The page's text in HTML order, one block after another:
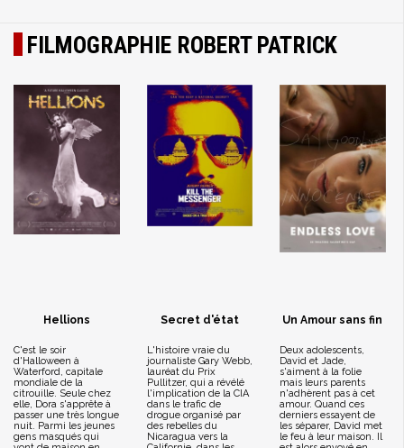
FILMOGRAPHIE ROBERT PATRICK
Hellions
C'est le soir
d'Halloween à
Waterford, capitale
mondiale de la
citrouille. Seule chez
elle, Dora s'apprête à
passer une très longue
nuit. Parmi les jeunes
gens masqués qui
Secret d'état
L'histoire vraie du
journaliste Gary Webb,
lauréat du Prix
Pullitzer, qui a révélé
l'implication de la CIA
dans le trafic de
drogue organisé par
des rebelles du
Nicaragua vers la
Un Amour sans fin
Deux adolescents,
David et Jade,
s'aiment à la folie
mais leurs parents
n'adhèrent pas à cet
amour. Quand ces
derniers essayent de
les séparer, David met
le feu à leur maison. Il